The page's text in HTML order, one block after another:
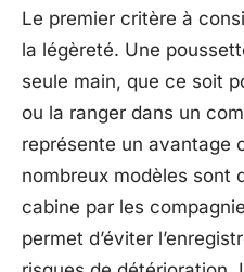
Le premier critère à
la légèreté. Une
seule main, que ce soit
ou la ranger dans un
représente un avantage
nombreux modèles sont
cabine par les
permet d’éviter